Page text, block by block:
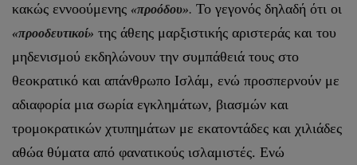
κακώς εννοούμενης «προόδου». Το γεγονός δηλαδή ότι οι
«προοδευτικοί» της άθεης μαρξιστικής αριστεράς και του
μηδενισμού εκδηλώνουν την συμπάθειά τους στο
θεοκρατικό και απάνθρωπο Ισλάμ, ενώ προσπερνούν με
αδιαφορία μια σωρία εγκλημάτων, βιασμών και
τρομοκρατικών χτυπημάτων με εκατοντάδες και χιλιάδες
αθώα θύματα από φανατικούς ισλαμιστές. Ενώ